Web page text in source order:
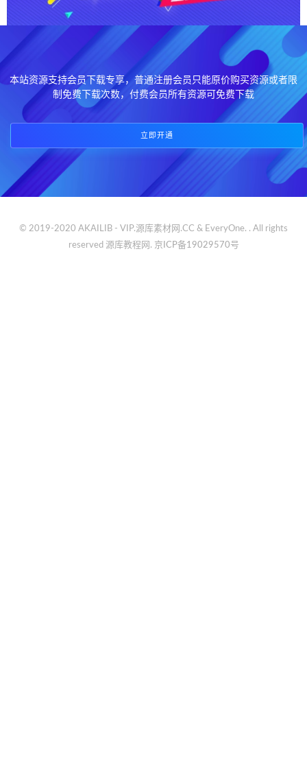
本站资源支持会员下载专享，普通注册会员只能原价购买资源或者限
制免费下载次数，付费会员所有资源可免费下载
立即开通
© 2019-2020 AKAILIB - VIP.源库素材网.CC & EveryOne. . All rights
reserved 源库教程网. 京ICP备19029570号